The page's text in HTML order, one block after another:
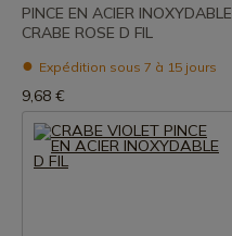
PINCE EN ACIER INOXYDABLE
CRABE ROSE D FIL
Expédition sous 7 à 15 jours
9,68 €